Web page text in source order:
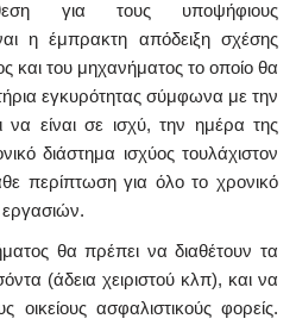
για τους υποψήφιους
η έμπρακτη απόδειξη σχέσης
και του μηχανήματος το οποίο θα
εγκυρότητας σύμφωνα με την
να είναι σε ισχύ, την ημέρα της
διάστημα ισχύος τουλάχιστον
περίπτωση για όλο το χρονικό
θα πρέπει να διαθέτουν τα
(άδεια χειριστού κλπ), και να
οικείους ασφαλιστικούς φορείς.